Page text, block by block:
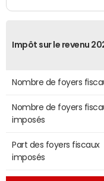
Impôt sur le revenu
Nombre de foyers
Nombre de foyers
imposés
Part des foyers fiscaux
imposés